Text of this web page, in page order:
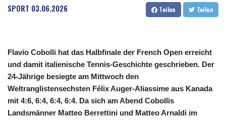
COP 3633.55485
CVE 110.26363
CZK 24.258158
DJF 205.267449
DKK 7.477932
DOP 67.289164
DZD 152.967099
SPORT 03.06.2026 Teilen Teilen
Flavio Cobolli hat das Halbfinale der French Open erreicht
und damit italienische Tennis-Geschichte geschrieben. Der
24-Jährige besiegte am Mittwoch den
Weltranglistensechsten Félix Auger-Aliassime aus Kanada
mit 4:6, 6:4, 6:4, 6:4. Da sich am Abend Cobollis
Landsmänner Matteo Berrettini und Matteo Arnaldi im